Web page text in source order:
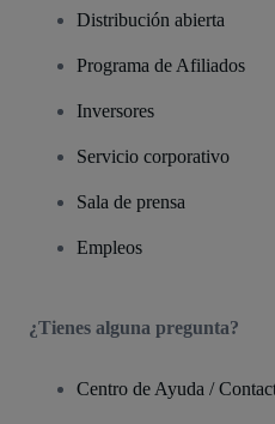
Distribución abierta
Programa de Afiliados
Inversores
Servicio corporativo
Sala de prensa
Empleos
¿Tienes alguna pregunta?
Centro de Ayuda /